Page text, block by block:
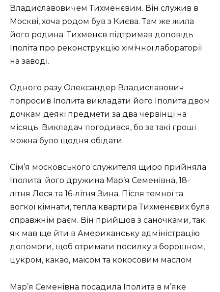
Владиславовичем Тихменєвим. Він служив в
Москві, хоча родом був з Києва. Там же жила
його родина. Тихменєв підтримав доповідь
Іполіта про реконструкцію хімічної лабораторії
на заводі.
Одного разу Олександер Владиславович
попросив Іполита викладати його Іполита двом
дочкам деякі предмети за два червінці на
місяць. Викладач погодився, бо за такі гроші
можна було щодня обідати.
Сім’я московського служителя щиро прийняла
Іполита: його дружина Мар’я Семенівна, 18-
літня Леся та 16-літня Зина. Після темної та
вогкої кімнати, тепла квартира Тихменєвих була
справжнім раєм. Він прийшов з саночками, так
як мав ще йти в Американську адміністрацію
допомоги, щоб отримати посилку з борошном,
цукром, какао, маїсом та кокосовим маслом
Мар’я Семенівна посадила Іполита в м’яке